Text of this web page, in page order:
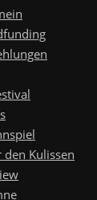
den Kulissen